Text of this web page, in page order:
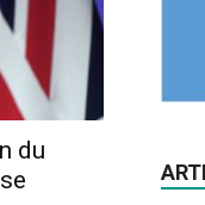
du